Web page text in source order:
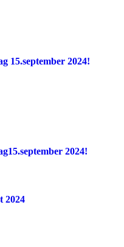
15.september 2024!
2024!
2024